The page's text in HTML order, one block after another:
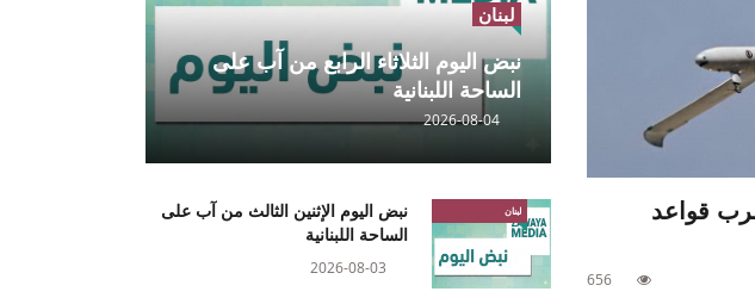
قواعد
656
لبنان
نبض اليوم الثلاثاء الرابع من آب على
الساحة اللبنانية
2026-08-04
لبنان
نبض اليوم الإثنين الثالث من آب على
الساحة اللبنانية
2026-08-03